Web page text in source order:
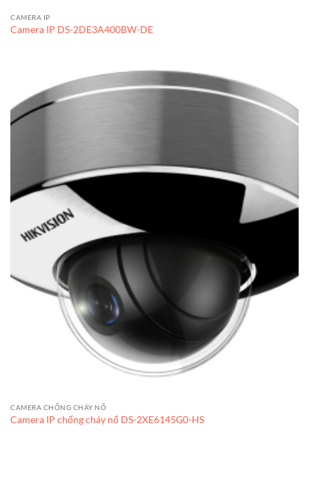
CAMERA IP
Camera IP DS-2DE3A400BW-DE
CAMERA CHỐNG CHÁY NỔ
Camera IP chống cháy nổ DS-2XE6145G0-HS